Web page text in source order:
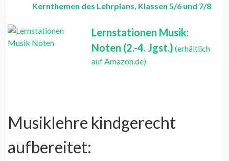
Kernthemen des Lehrplans, Klassen 5/6 und 7/8
Lernstationen Musik:
Noten (2.-4. Jgst.) (erhältlich
auf Amazon.de)
Musiklehre kindgerecht
aufbereitet: